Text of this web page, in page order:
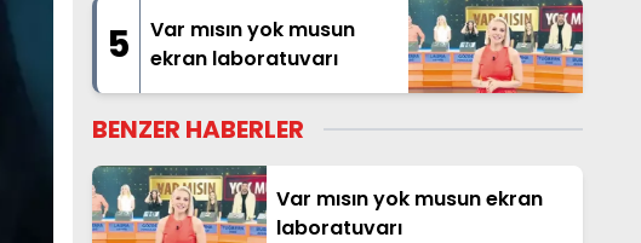
5
Var mısın yok musun
ekran laboratuvarı
BENZER HABERLER
Var mısın yok musun ekran
laboratuvarı